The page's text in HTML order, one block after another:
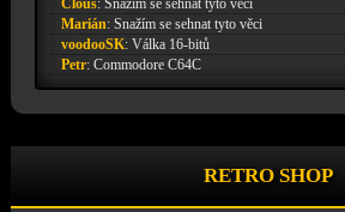
Marián: Snažím se sehnat tyto věci
voodooSK: Válka 16-bitů
Petr: Commodore C64C
RETRO SHOP